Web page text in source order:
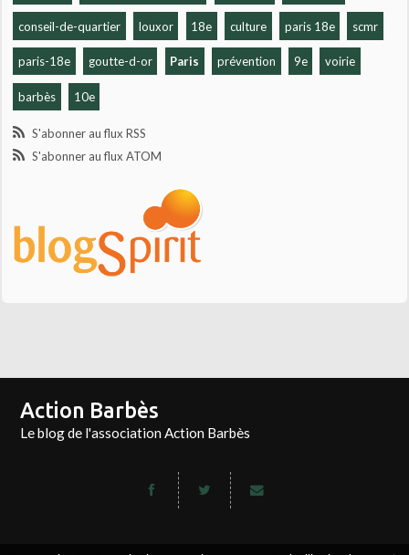
conseil-de-quartier louxor 18e culture paris 18e scmr
paris-18e goutte-d-or Paris prévention 9e voirie
barbès 10e
S'abonner au flux RSS
S'abonner au flux ATOM
Action Barbès
Le blog de l'association Action Barbès